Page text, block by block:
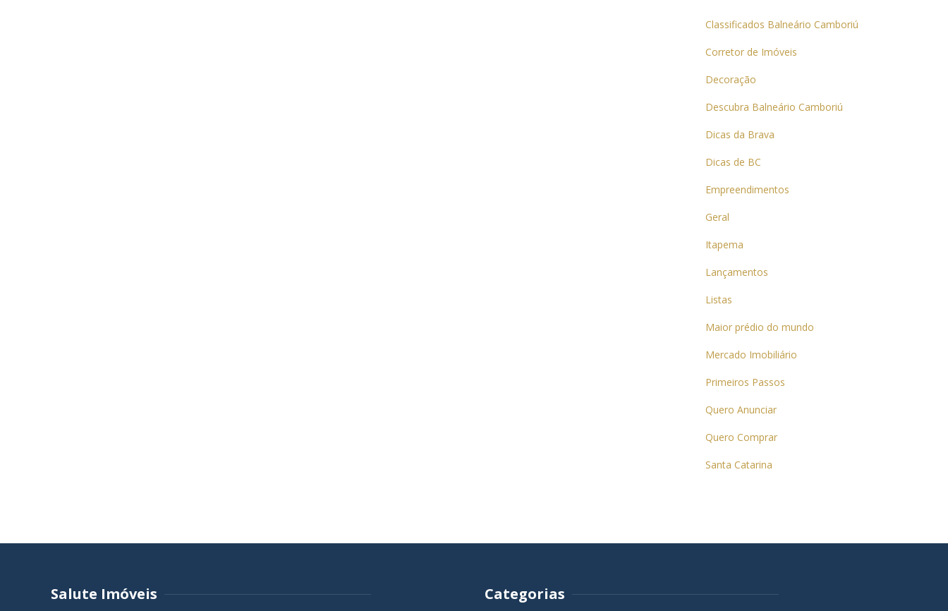
Classificados Balneário Camboriú
Corretor de Imóveis
Decoração
Descubra Balneário Camboriú
Dicas da Brava
Dicas de BC
Empreendimentos
Geral
Itapema
Lançamentos
Listas
Maior prédio do mundo
Mercado Imobiliário
Primeiros Passos
Quero Anunciar
Quero Comprar
Santa Catarina
Salute Imóveis Categorias